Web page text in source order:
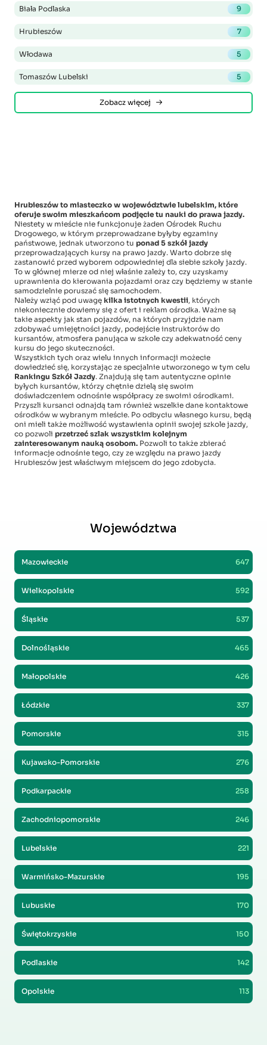
Biała Podlaska 9
Hrubieszów 7
Włodawa 5
Tomaszów Lubelski 5
Zobacz więcej
Hrubieszów to miasteczko w województwie lubelskim, które
oferuje swoim mieszkańcom podjęcie tu nauki do prawa jazdy.
Niestety w mieście nie funkcjonuje żaden Ośrodek Ruchu
Drogowego, w którym przeprowadzane byłyby egzaminy
państwowe, jednak utworzono tu ponad 5 szkół jazdy
przeprowadzających kursy na prawo jazdy. Warto dobrze się
zastanowić przed wyborem odpowiedniej dla siebie szkoły jazdy.
To w głównej mierze od niej właśnie zależy to, czy uzyskamy
uprawnienia do kierowania pojazdami oraz czy będziemy w stanie
samodzielnie poruszać się samochodem.
Należy wziąć pod uwagę kilka istotnych kwestii, których
niekoniecznie dowiemy się z ofert i reklam ośrodka. Ważne są
takie aspekty jak stan pojazdów, na których przyjdzie nam
zdobywać umiejętności jazdy, podejście instruktorów do
kursantów, atmosfera panująca w szkole czy adekwatność ceny
kursu do jego skuteczności.
Wszystkich tych oraz wielu innych informacji możecie
dowiedzieć się, korzystając ze specjalnie utworzonego w tym celu
Rankingu Szkół Jazdy. Znajdują się tam autentyczne opinie
byłych kursantów, którzy chętnie dzielą się swoim
doświadczeniem odnośnie współpracy ze swoimi ośrodkami.
Przyszli kursanci odnajdą tam również wszelkie dane kontaktowe
ośrodków w wybranym mieście. Po odbyciu własnego kursu, będą
oni mieli także możliwość wystawienia opinii swojej szkole jazdy,
co pozwoli przetrzeć szlak wszystkim kolejnym
zainteresowanym nauką osobom. Pozwoli to także zbierać
informacje odnośnie tego, czy ze względu na prawo jazdy
Hrubieszów jest właściwym miejscem do jego zdobycia.
Województwa
Mazowieckie 647
Wielkopolskie 592
Śląskie 537
Dolnośląskie 465
Małopolskie 426
Łódzkie 337
Pomorskie 315
Kujawsko-Pomorskie 276
Podkarpackie 258
Zachodniopomorskie 246
Lubelskie 221
Warmińsko-Mazurskie 195
Lubuskie 170
Świętokrzyskie 150
Podlaskie 142
Opolskie 113